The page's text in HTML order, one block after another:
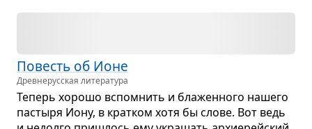
Повесть об Ионе
Древне­русская литература
Теперь хорошо вспо­мнить и бла­жен­ного нашего
пастыря Иону, в крат­ком хотя бы слове. Вот ведь